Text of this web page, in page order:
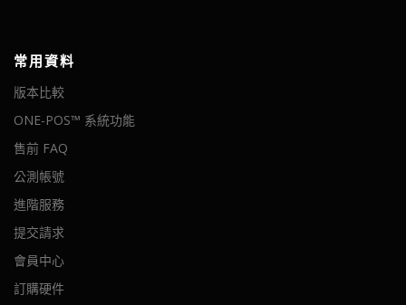
常用資料
版本比較
ONE-POS™ 系統功能
售前 FAQ
公測帳號
進階服務
提交請求
會員中心
訂購硬件